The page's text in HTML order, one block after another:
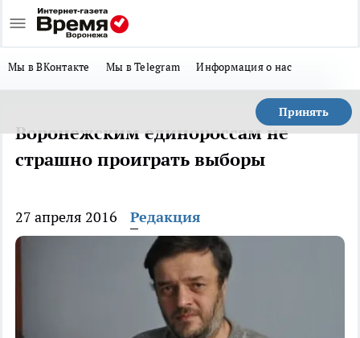
Мы в ВКонтакте Мы в Telegram Информация о нас
Принять
Воронежским единороссам не
страшно проиграть выборы
27 апреля 2016 Редакция